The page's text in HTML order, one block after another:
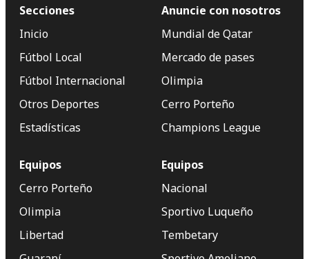
Secciones
Inicio
Fútbol Local
Fútbol Internacional
Otros Deportes
Estadísticas
Anuncie con nosotros
Mundial de Qatar
Mercado de pases
Olimpia
Cerro Porteño
Champions League
Equipos
Cerro Porteño
Olimpia
Libertad
Equipos
Nacional
Sportivo Luqueño
Tembetary